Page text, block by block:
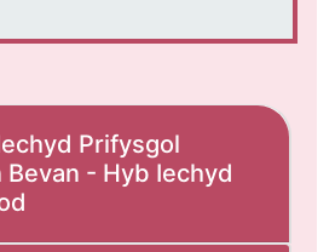
Prifysgol
Bevan - Hyb Iechyd